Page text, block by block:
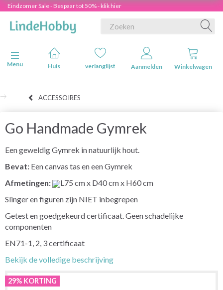
Eindzomer Sale - Bespaar tot 50% - klik hier
Navigatie in-/uitschakelen
Menu
Huis verlanglijst Aanmelden Winkelwagen
ACCESSOIRES
Go Handmade Gymrek
Een geweldig Gymrek in natuurlijk hout.
Bevat: Een canvas tas en een Gymrek
Afmetingen:
L75 cm x D40 cm x H60 cm
Slinger en figuren zijn NIET inbegrepen
Getest en goedgekeurd certificaat. Geen schadelijke
componenten
EN71-1, 2, 3 certificaat
Bekijk de volledige beschrijving
29% KORTING